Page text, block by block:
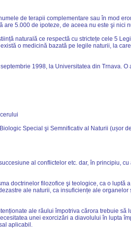
de terapii complementare sau în mod
5.000 de ipoteze, de aceea nu este şi nici
naturală ce respectă cu strictețe cele 5
o medicină bazată pe legile naturii, la
1998, la Universitatea din Trnava. O
Special şi Semnificativ al Naturii (ușor
al conflictelor etc. dar, în principiu,
doctrinelor filozofice şi teologice, ca o
ale naturii, ca insuficiențe ale
ale răului împotriva cărora trebuie
unei exorcizări a diavolului în lupta
aplicabil.